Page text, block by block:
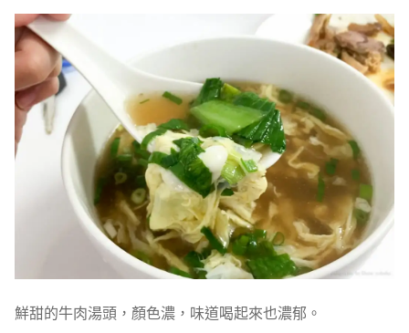
鮮甜的牛肉湯頭，顏色濃，味道喝起來也濃郁。